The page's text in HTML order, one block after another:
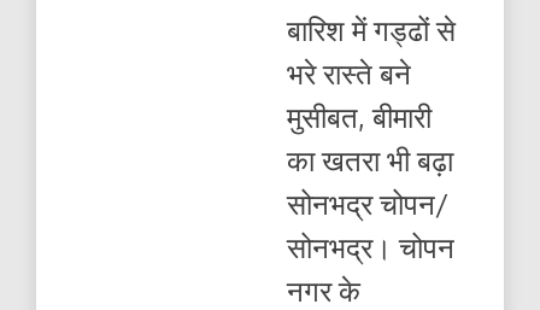
विभाग
द्वारा
किए
जा
नाली
को
छोड़
ठेकेदार
फरार,
निवासियों
को
बारिश में गड्ढों से
भरे रास्ते बने
मुसीबत, बीमारी
का खतरा भी बढ़ा
सोनभद्र चोपन/
सोनभद्र। चोपन
नगर के